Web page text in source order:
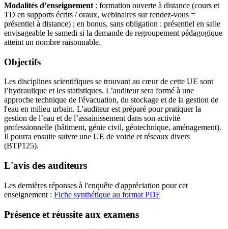
Modalités d’enseignement : formation ouverte à distance (cours et
TD en supports écrits / oraux, webinaires sur rendez-vous =
présentiel à distance) ; en bonus, sans obligation : présentiel en salle
envisageable le samedi si la demande de regroupement pédagogique
atteint un nombre raisonnable.
Objectifs
Les disciplines scientifiques se trouvant au cœur de cette UE sont
l’hydraulique et les statistiques. L’auditeur sera formé à une
approche technique de l'évacuation, du stockage et de la gestion de
l'eau en milieu urbain. L'auditeur est préparé pour pratiquer la
gestion de l’eau et de l’assainissement dans son activité
professionnelle (bâtiment, génie civil, géotechnique, aménagement).
Il pourra ensuite suivre une UE de voirie et réseaux divers
(BTP125).
L'avis des auditeurs
Les dernières réponses à l'enquête d'appréciation pour cet
enseignement : Fiche synthétique au format PDF
Présence et réussite aux examens